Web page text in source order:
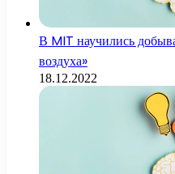
В MIT научились
воздуха»
18.12.2022